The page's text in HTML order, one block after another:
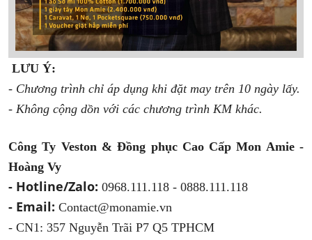
LƯU Ý:
- Chương trình chỉ áp dụng khi đặt may trên 10 ngày lấy.
- Không cộng dồn với các chương trình KM khác.
Công Ty Veston & Đồng phục Cao Cấp Mon Amie -
Hoàng Vy
- Hotline/Zalo: 0968.111.118 - 0888.111.118
- Email: Contact@monamie.vn
- CN1: 357 Nguyễn Trãi P7 Q5 TPHCM